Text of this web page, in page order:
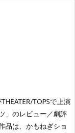
TOPSで上演
」のレビュー／劇評
品は、かもねぎショ